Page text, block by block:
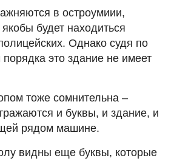
в остроумиии,
будет находиться
Однако судя по
это здание не имеет
тоже сомнительна –
и буквы, и здание, и
рядом машине.
видны еще буквы, которые